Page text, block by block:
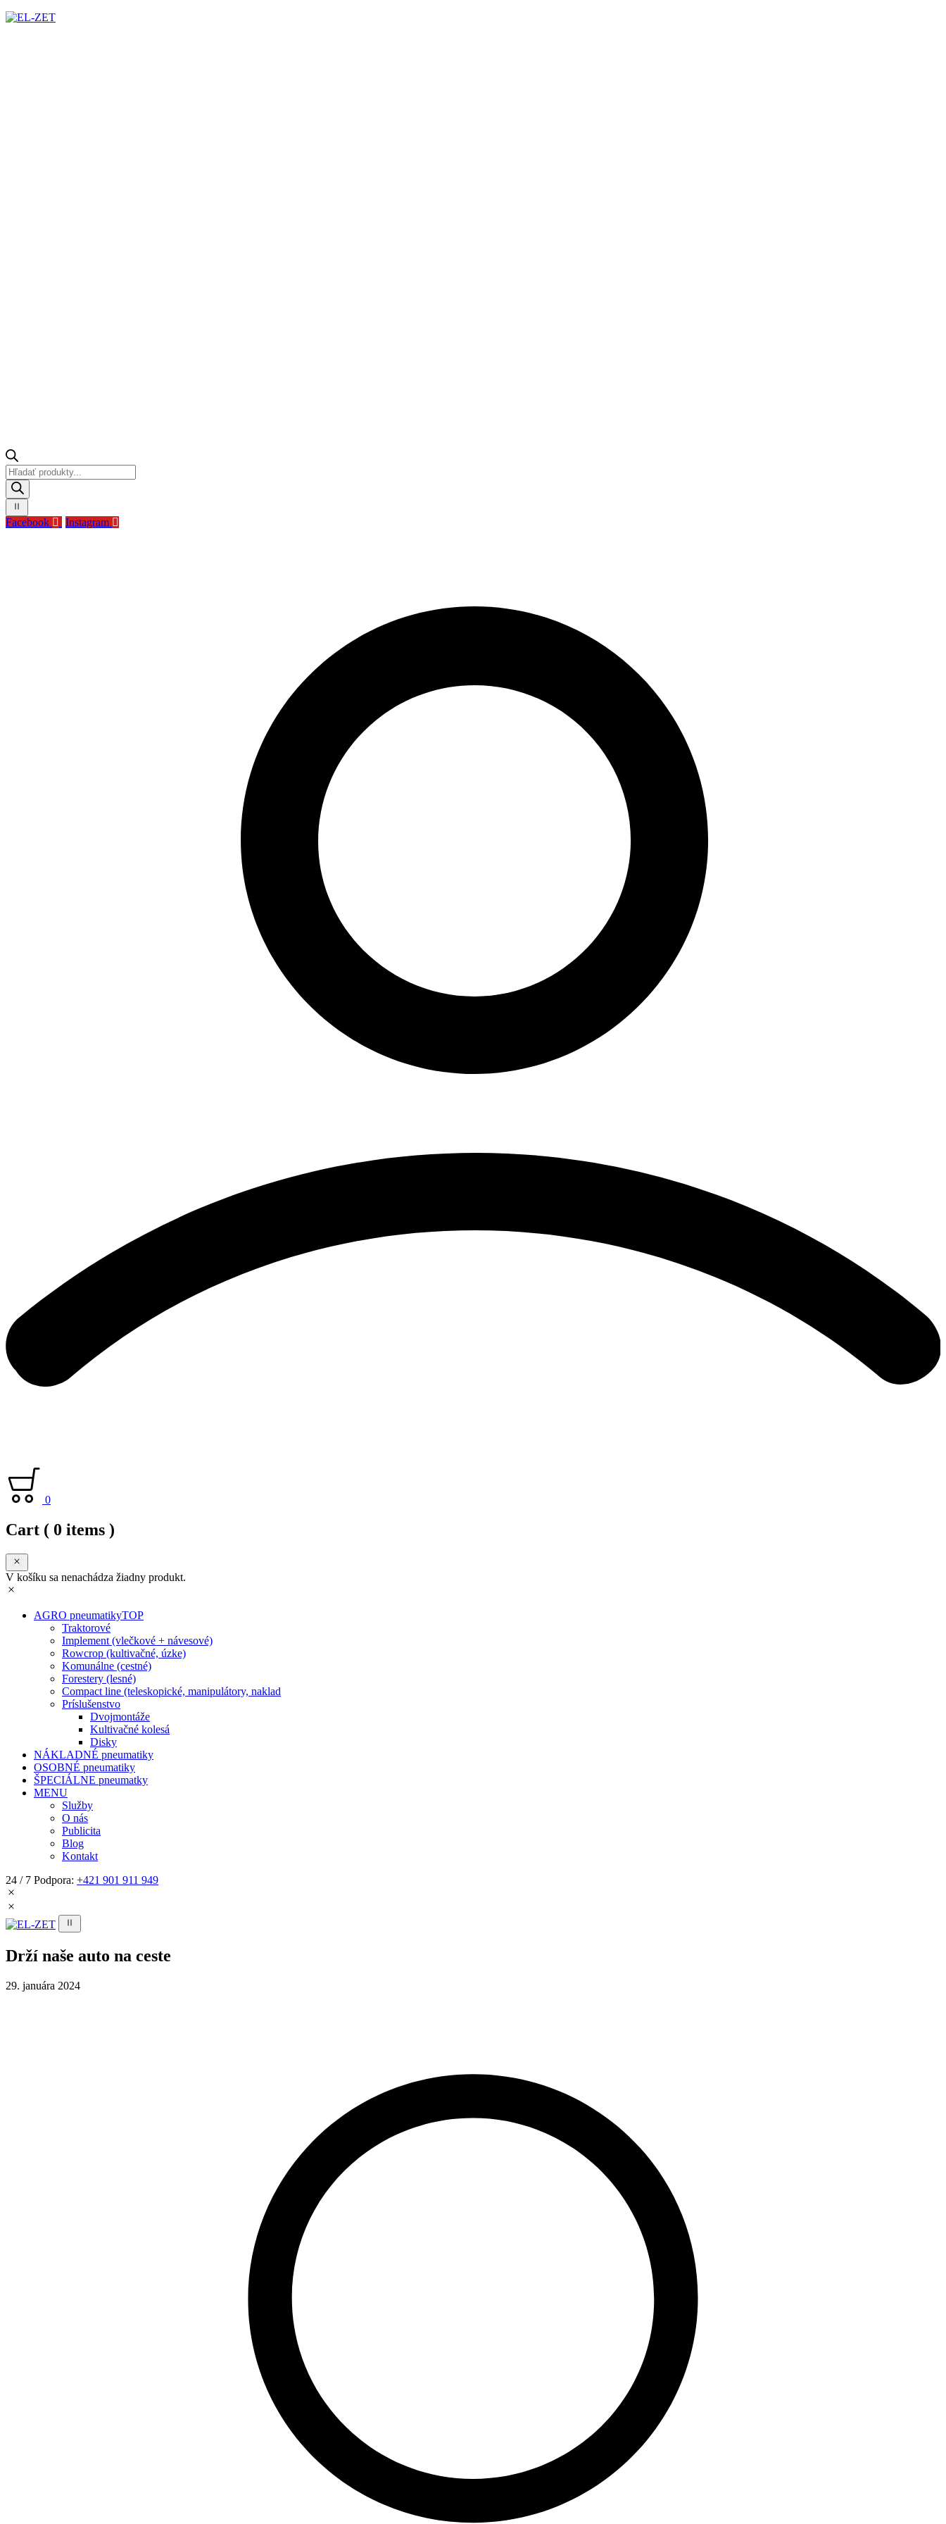
Products
search
Facebook Instagram
0
Cart ( 0 items )
V košíku sa nenachádza žiadny produkt.
AGRO pneumatikyTOP
Traktorové
Implement (vlečkové + návesové)
Rowcrop (kultivačné, úzke)
Komunálne (cestné)
Forestery (lesné)
Compact line (teleskopické, manipulátory, naklad
Príslušenstvo
Dvojmontáže
Kultivačné kolesá
Disky
NÁKLADNÉ pneumatiky
OSOBNÉ pneumatiky
ŠPECIÁLNE pneumatky
MENU
Služby
O nás
Publicita
Blog
Kontakt
24 / 7 Podpora: +421 901 911 949
Drží naše auto na ceste
29. januára 2024